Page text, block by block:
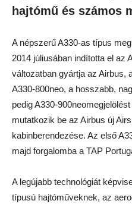
hajtómű és számos
A népszerű A330-as típus
2014 júliusában indította el az
változatban gyártja az Airbus,
A330-800neo, a hosszabb,
pedig A330-
mutatkozik be az Airbus új
kabinberendezése. Az első
majd forgalomba a TAP
A legújabb technológiát
típusú hajtóműveknek, az